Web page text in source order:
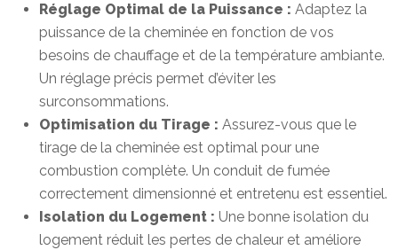
Réglage Optimal de la Puissance : Adaptez la
puissance de la cheminée en fonction de vos
besoins de chauffage et de la température ambiante.
Un réglage précis permet d’éviter les
surconsommations.
Optimisation du Tirage : Assurez-vous que le
tirage de la cheminée est optimal pour une
combustion complète. Un conduit de fumée
correctement dimensionné et entretenu est essentiel.
Isolation du Logement : Une bonne isolation du
logement réduit les pertes de chaleur et améliore